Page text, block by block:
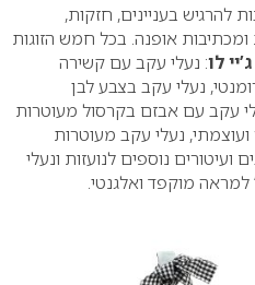
להרגיש בעניינים, חזקות,
אופנה. בכל חמש הזוגות
ג’יי לו: נעלי עקב עם קשירה
נעלי עקב בצבע לבן
עקב עם אבזם בקרסול מעוטרות
ועוצמתי, נעלי עקב מעוטרות
ועיטורים נוספים לנועזות ונעלי
למראה מוקפד ואלגנטי.